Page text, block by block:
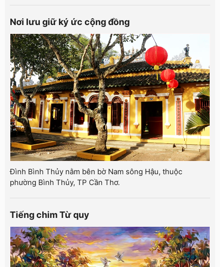
Nơi lưu giữ ký ức cộng đồng
Đình Bình Thủy nằm bên bờ Nam sông Hậu, thuộc
phường Bình Thủy, TP Cần Thơ.
Tiếng chim Từ quy